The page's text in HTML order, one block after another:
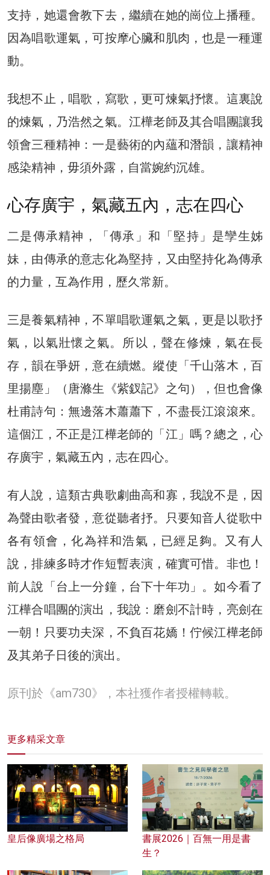
支持，她還會教下去，繼續在她的崗位上播種。
因為唱歌運氣，可按摩心臟和肌肉，也是一種運
動。
我想不止，唱歌，寫歌，更可煉氣抒懷。這裏說
的煉氣，乃浩然之氣。江樺老師及其合唱團讓我
領會三種精神：一是藝術的內蘊和潛韻，讓精神
感染精神，毋須外露，自當婉約沉雄。
心存廣宇，氣藏五內，志在四心
二是傳承精神，「傳承」和「堅持」是孿生姊
妹，由傳承的意志化為堅持，又由堅持化為傳承
的力量，互為作用，歷久常新。
三是養氣精神，不單唱歌運氣之氣，更是以歌抒
氣，以氣壯懷之氣。所以，聲在修煉，氣在長
存，韻在爭妍，意在續燃。縱使「千山落木，百
里揚塵」（唐滌生《紫釵記》之句），但也會像
杜甫詩句：無邊落木蕭蕭下，不盡長江滾滾來。
這個江，不正是江樺老師的「江」嗎？總之，心
存廣宇，氣藏五內，志在四心。
有人說，這類古典歌劇曲高和寡，我說不是，因
為聲由歌者發，意從聽者抒。只要知音人從歌中
各有領會，化為祥和浩氣，已經足夠。又有人
說，排練多時才作短暫表演，確實可惜。非也！
前人說「台上一分鐘，台下十年功」。如今看了
江樺合唱團的演出，我說：磨劍不計時，亮劍在
一朝！只要功夫深，不負百花嬌！佇候江樺老師
及其弟子日後的演出。
原刊於《am730》，本社獲作者授權轉載。
更多精采文章
皇后像廣場之格局
書展2026｜百無一用是書
生？